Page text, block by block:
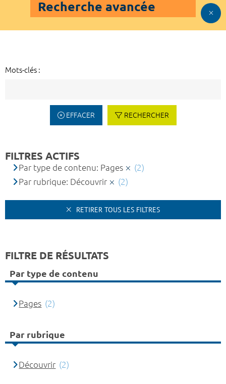
Recherche avancée
Mots-clés :
EFFACER RECHERCHER
FILTRES ACTIFS
Par type de contenu: Pages
(2)
Par rubrique: Découvrir
(2)
RETIRER TOUS LES FILTRES
FILTRE DE RÉSULTATS
Par type de contenu
Pages (2)
Par rubrique
Découvrir (2)